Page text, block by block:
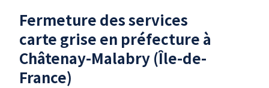
Fermeture des services
carte grise en préfecture à
Châtenay-Malabry (Île-de-
France)